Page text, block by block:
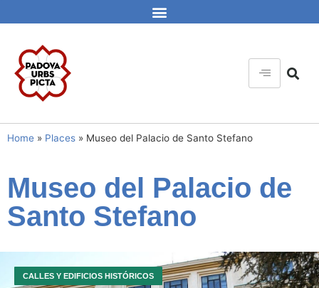
Home » Places » Museo del Palacio de Santo Stefano
Museo del Palacio de
Santo Stefano
CALLES Y EDIFICIOS HISTÓRICOS